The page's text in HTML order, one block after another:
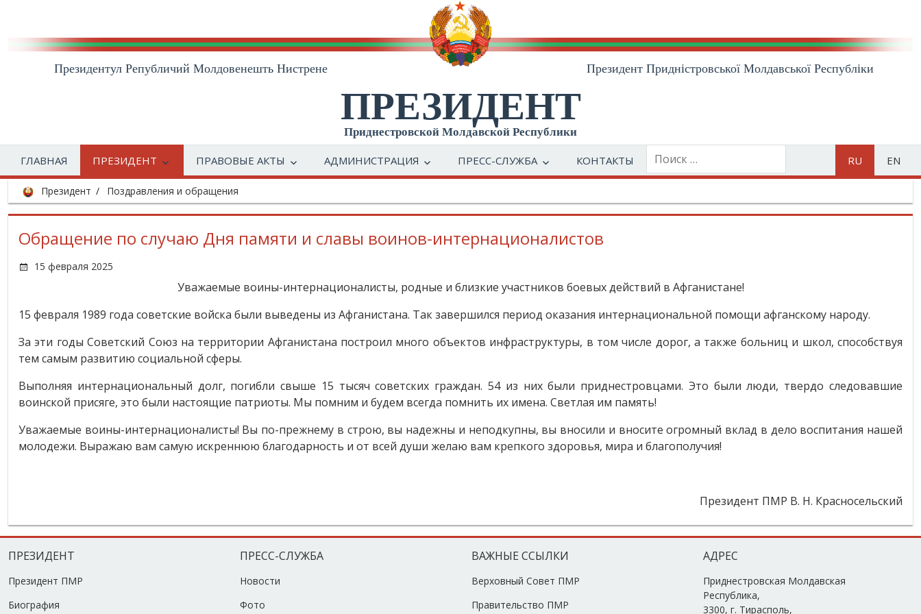
Президентул Републичий Молдовенешть Нистрене Президент Приднiстровської Молдавської Республiки
ПРЕЗИДЕНТ
Приднестровской Молдавской Республики
ГЛАВНАЯ ПРЕЗИДЕНТ ПРАВОВЫЕ АКТЫ АДМИНИСТРАЦИЯ ПРЕСС-СЛУЖБА КОНТАКТЫ RU EN
Президент Поздравления и обращения
Обращение по случаю Дня памяти и славы воинов-интернационалистов
15 февраля 2025
Уважаемые воины-интернационалисты, родные и близкие участников боевых действий в Афганистане!
15 февраля 1989 года советские войска были выведены из Афганистана. Так завершился период оказания интернациональной помощи афганскому народу.
За эти годы Советский Союз на территории Афганистана построил много объектов инфраструктуры, в том числе дорог, а также больниц и школ, способствуя
тем самым развитию социальной сферы.
Выполняя интернациональный долг, погибли свыше 15 тысяч советских граждан. 54 из них были приднестровцами. Это были люди, твердо следовавшие
воинской присяге, это были настоящие патриоты. Мы помним и будем всегда помнить их имена. Светлая им память!
Уважаемые воины-интернационалисты! Вы по-прежнему в строю, вы надежны и неподкупны, вы вносили и вносите огромный вклад в дело воспитания нашей
молодежи. Выражаю вам самую искреннюю благодарность и от всей души желаю вам крепкого здоровья, мира и благополучия!
Президент ПМР В. Н. Красносельский
ПРЕЗИДЕНТ
Президент ПМР
Биография
ПРЕСС-СЛУЖБА
Новости
Фото
ВАЖНЫЕ ССЫЛКИ
Верховный Совет ПМР
Правительство ПМР
АДРЕС
Приднестровская Молдавская
Республика,
3300, г. Тирасполь,